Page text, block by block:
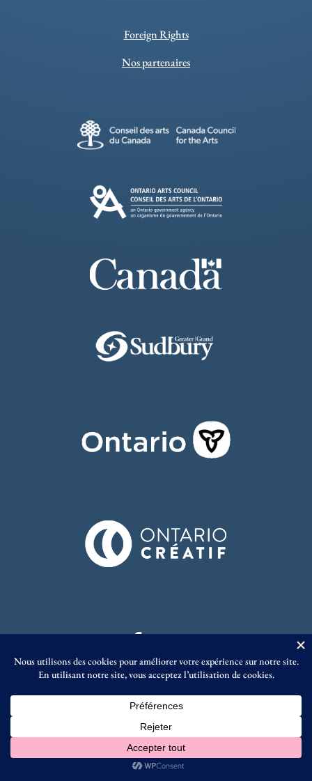
Foreign Rights
Nos partenaires
© Éditions Prise de Parole 2023